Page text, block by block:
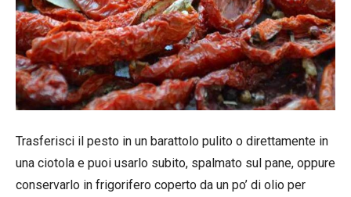
Trasferisci il pesto in un barattolo pulito o direttamente in
una ciotola e puoi usarlo subito, spalmato sul pane, oppure
conservarlo in frigorifero coperto da un po’ di olio per